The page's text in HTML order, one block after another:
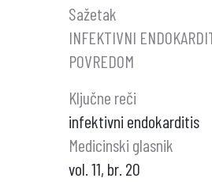
Sažetak
INFEKTIVNI
POVREDOM
Ključne reči
infektivni endokarditis
Medicinski glasnik
vol. 11, br. 20